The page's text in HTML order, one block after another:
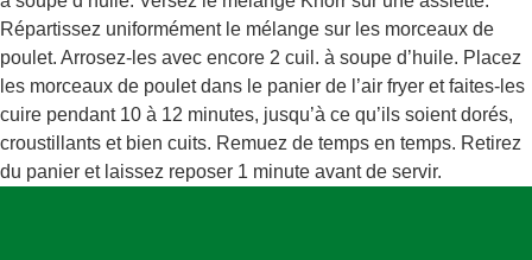
Répartissez uniformément le mélange sur les morceaux de
poulet. Arrosez-les avec encore 2 cuil. à soupe d’huile. Placez
les morceaux de poulet dans le panier de l’air fryer et faites-les
cuire pendant 10 à 12 minutes, jusqu’à ce qu’ils soient dorés,
croustillants et bien cuits. Remuez de temps en temps. Retirez
du panier et laissez reposer 1 minute avant de servir.